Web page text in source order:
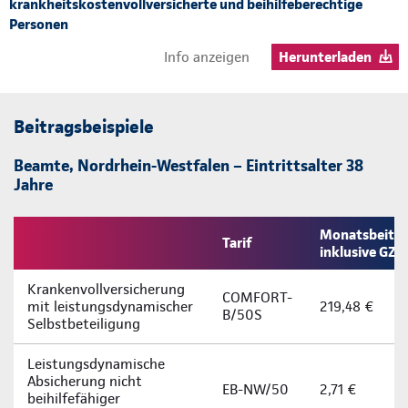
krankheitskostenvollversicherte und beihilfeberechtige
Personen
Info anzeigen
Herunterladen
Beitragsbeispiele
Beamte, Nordrhein-Westfalen – Eintrittsalter 38
Jahre
Tarif
inklusive GZ
Krankenvollversicherung
mit leistungsdynamischer
Selbstbeteiligung
COMFORT-
B/50S
219,48 €
Leistungsdynamische
Absicherung nicht
beihilfefähiger
EB-NW/50 2,71 €